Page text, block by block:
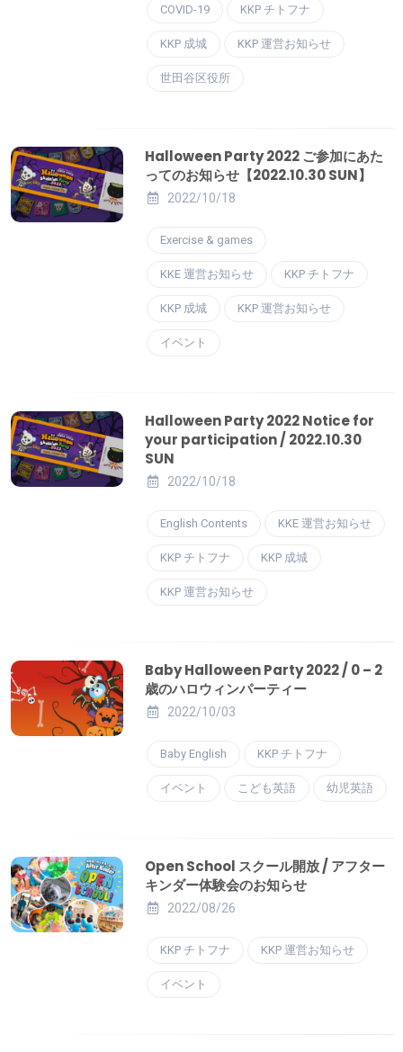
COVID-19 KKP チトフナ
KKP 成城 KKP 運営お知らせ
世田谷区役所
Halloween Party 2022 ご参加にあた
ってのお知らせ【2022.10.30 SUN】
2022/10/18
Exercise & games
KKE 運営お知らせ KKP チトフナ
KKP 成城 KKP 運営お知らせ
イベント
Halloween Party 2022 Notice for
your participation / 2022.10.30
SUN
2022/10/18
English Contents KKE 運営お知らせ
KKP チトフナ KKP 成城
KKP 運営お知らせ
Baby Halloween Party 2022 / 0 – 2
歳のハロウィンパーティー
2022/10/03
Baby English KKP チトフナ
イベント こども英語 幼児英語
Open School スクール開放 / アフター
キンダー体験会のお知らせ
2022/08/26
KKP チトフナ KKP 運営お知らせ
イベント